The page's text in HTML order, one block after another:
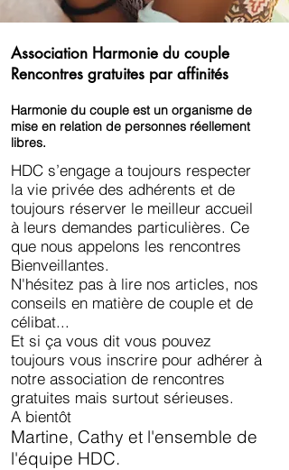
Association Harmonie du couple
Rencontres gratuites par affinités
Harmonie du couple est un organisme de
mise en relation de personnes réellement
libres.
HDC s’engage a toujours respecter
la vie privée des adhérents et de
toujours réserver le meilleur accueil
à leurs demandes particulières. Ce
que nous appelons les rencontres
Bienveillantes.
N'hésitez pas à lire nos articles, nos
conseils en matière de couple et de
célibat...
Et si ça vous dit vous pouvez
toujours vous inscrire pour adhérer à
notre association de rencontres
gratuites mais surtout sérieuses.
A bientôt
Martine, Cathy et l'ensemble de
l'équipe HDC.